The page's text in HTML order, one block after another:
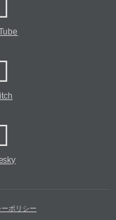
ポリシー